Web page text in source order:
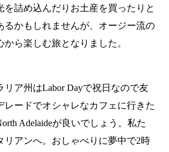
を詰め込んだりお土産を買ったりと
るかもしれませんが、オージー流の
ら楽しむ旅となりました。
リア州はLabor Dayで祝日なので友
レードでオシャレなカフェに行きた
Adelaideが良いでしょう。私た
リアンへ。おしゃべりに夢中で2時